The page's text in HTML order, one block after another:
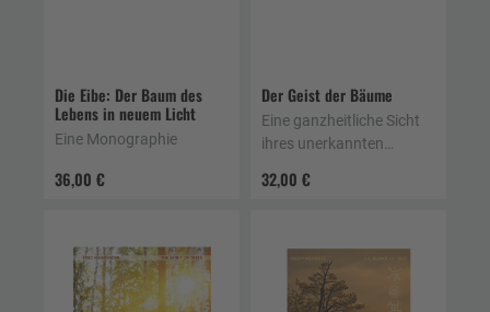
Die Eibe: Der Baum des
Lebens in neuem Licht
36,00 €
Eine Monographie
Der Geist der Bäume
32,00 €
Eine ganzheitliche Sicht
ihres unerkannten